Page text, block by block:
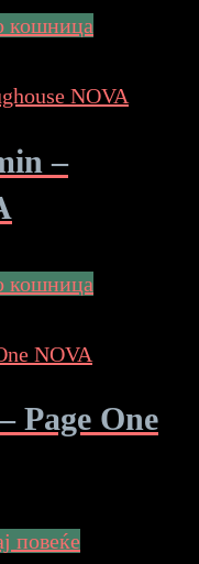
кошница
–
кошница
Page One
повеќе